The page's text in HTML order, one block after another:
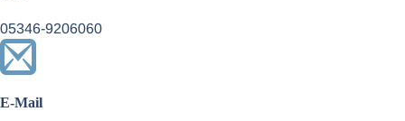
05346-9206060
E-Mail